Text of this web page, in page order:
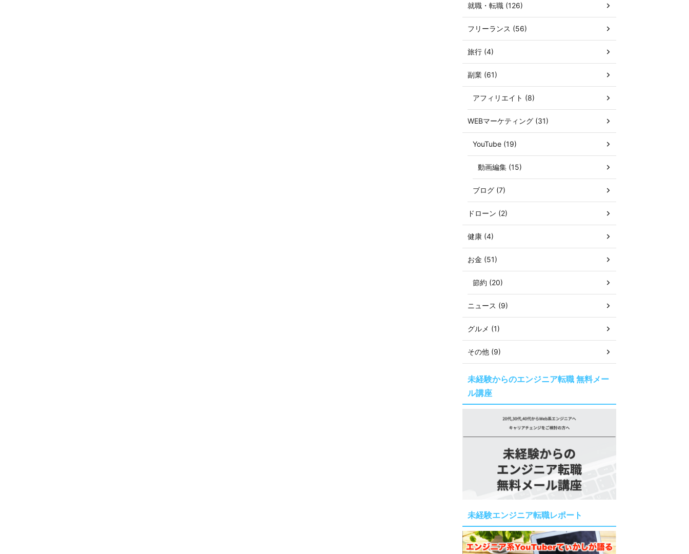
就職・転職 (126)
フリーランス (56)
旅行 (4)
副業 (61)
アフィリエイト (8)
WEBマーケティング (31)
YouTube (19)
動画編集 (15)
ブログ (7)
ドローン (2)
健康 (4)
お金 (51)
節約 (20)
ニュース (9)
グルメ (1)
その他 (9)
未経験からのエンジニア転職 無料メー
ル講座
未経験エンジニア転職レポート